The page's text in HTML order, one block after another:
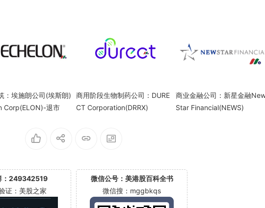
：埃施朗公司(埃斯朗)
Corp(ELON)-退市
商用阶段生物制药公司：DURE
CT Corporation(DRRX)
商业金融公司：新星金融
Star Financial(NEWS)
：249342519
证：美股之家
微信公号：美港股百科全书
微信搜：mggbkqs